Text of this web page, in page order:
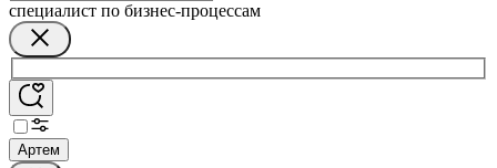
специалист по бизнес-процессам
Артем